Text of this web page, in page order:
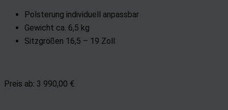
Polsterung individuell anpassbar
Gewicht ca. 6,5 kg
Sitzgrößen 16,5 – 19 Zoll
Preis ab: 3 990,00 €